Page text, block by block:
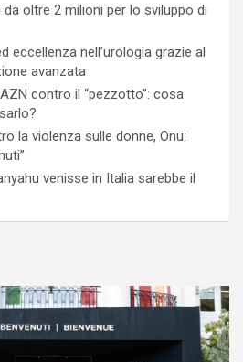
da oltre 2 milioni per lo sviluppo di
eccellenza nell’urologia grazie al
avanzata
contro il “pezzotto”: cosa
la violenza sulle donne, Onu:
venisse in Italia sarebbe il